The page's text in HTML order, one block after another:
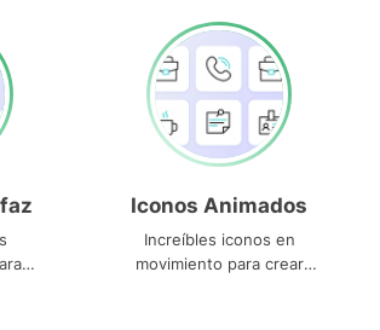
Iconos Animados
Increíbles iconos en
movimiento para crear